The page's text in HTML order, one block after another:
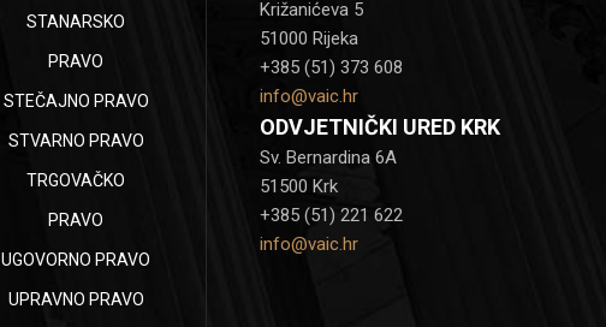
STANARSKO
PRAVO
STEČAJNO PRAVO
STVARNO PRAVO
TRGOVAČKO
PRAVO
UGOVORNO PRAVO
UPRAVNO PRAVO
Križanićeva 5
51000 Rijeka
+385 (51) 373 608
info@vaic.hr
ODVJETNIČKI URED KRK
Sv. Bernardina 6A
51500 Krk
+385 (51) 221 622
info@vaic.hr